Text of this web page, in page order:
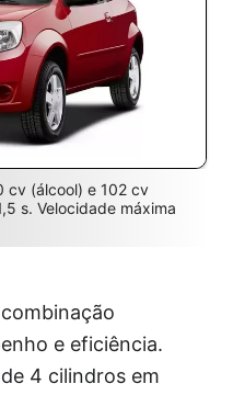
cv (álcool) e 102 cv
s. Velocidade máxima
e eficiência.
4 cilindros em